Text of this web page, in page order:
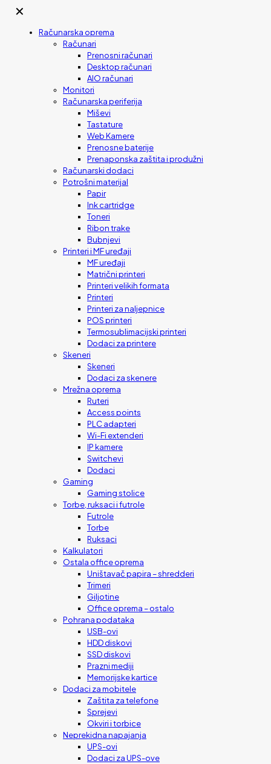
✕
Računarska oprema
Računari
Prenosni računari
Desktop računari
AIO računari
Monitori
Računarska periferija
Miševi
Tastature
Web Kamere
Prenosne baterije
Prenaponska zaštita i produžni
Računarski dodaci
Potrošni materijal
Papir
Ink cartridge
Toneri
Ribon trake
Bubnjevi
Printeri i MF uređaji
MF uređaji
Matrični printeri
Printeri velikih formata
Printeri
Printeri za naljepnice
POS printeri
Termosublimacijski printeri
Dodaci za printere
Skeneri
Skeneri
Dodaci za skenere
Mrežna oprema
Ruteri
Access points
PLC adapteri
Wi-Fi extenderi
IP kamere
Switchevi
Dodaci
Gaming
Gaming stolice
Torbe, ruksaci i futrole
Futrole
Torbe
Ruksaci
Kalkulatori
Ostala office oprema
Uništavač papira – shredderi
Trimeri
Giljotine
Office oprema – ostalo
Pohrana podataka
USB-ovi
HDD diskovi
SSD diskovi
Prazni mediji
Memorijske kartice
Dodaci za mobitele
Zaštita za telefone
Sprejevi
Okviri i torbice
Neprekidna napajanja
UPS-ovi
Dodaci za UPS-ove